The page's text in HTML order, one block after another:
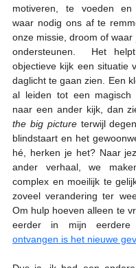
motiveren, te voeden en
waar nodig ons af te
onze missie, droom of
ondersteunen.  Het
objectieve kijk een situatie
daglicht te gaan zien. Een
al leiden tot een magisch
the big picture terwijl
blindstaart en het
hé, herken je het? Naar
ander verhaal, we
complex en moeilijk te
zoveel verandering ter
Om hulp hoeven alleen te
ontvangen is het nieuwe